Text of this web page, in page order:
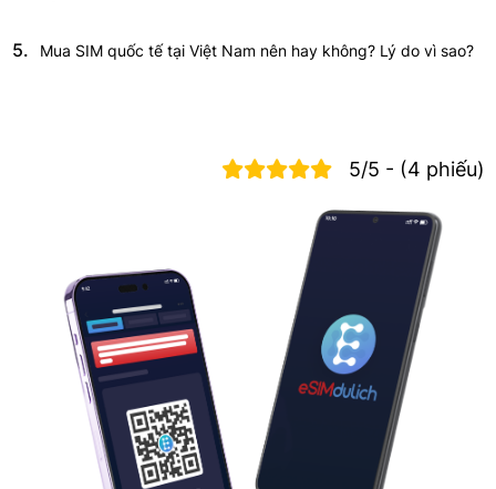
5. Mua SIM quốc tế tại Việt Nam nên hay không? Lý do vì sao?
5/5 - (4 phiếu)